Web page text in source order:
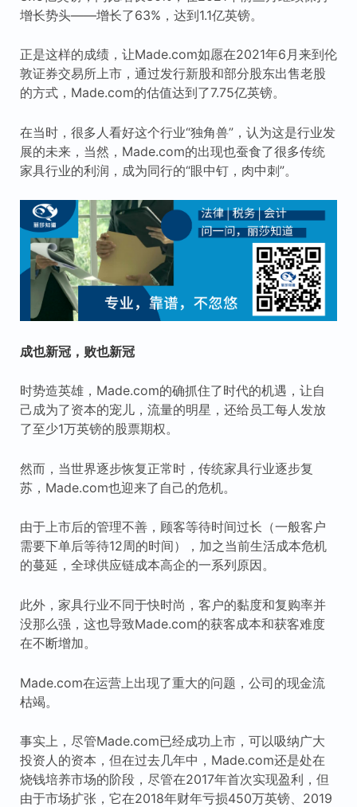
增长势头——增长了63%，达到1.1亿英镑。
正是这样的成绩，让Made.com如愿在2021年6月来到伦
敦证券交易所上市，通过发行新股和部分股东出售老股
的方式，Made.com的估值达到了7.75亿英镑。
在当时，很多人看好这个行业“独角兽”，认为这是行业发
展的未来，当然，Made.com的出现也蚕食了很多传统
家具行业的利润，成为同行的“眼中钉，肉中刺”。
成也新冠，败也新冠
时势造英雄，Made.com的确抓住了时代的机遇，让自
己成为了资本的宠儿，流量的明星，还给员工每人发放
了至少1万英镑的股票期权。
然而，当世界逐步恢复正常时，传统家具行业逐步复
苏，Made.com也迎来了自己的危机。
由于上市后的管理不善，顾客等待时间过长（一般客户
需要下单后等待12周的时间），加之当前生活成本危机
的蔓延，全球供应链成本高企的一系列原因。
此外，家具行业不同于快时尚，客户的黏度和复购率并
没那么强，这也导致Made.com的获客成本和获客难度
在不断增加。
Made.com在运营上出现了重大的问题，公司的现金流
枯竭。
事实上，尽管Made.com已经成功上市，可以吸纳广大
投资人的资本，但在过去几年中，Made.com还是处在
烧钱培养市场的阶段，尽管在2017年首次实现盈利，但
由于市场扩张，它在2018年财年亏损450万英镑、2019